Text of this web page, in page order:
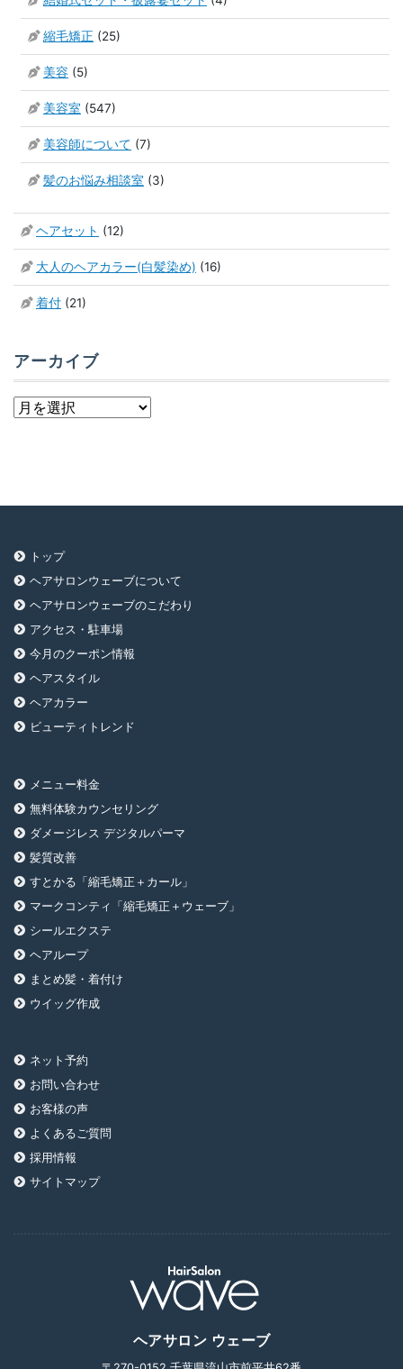
縮毛矯正 (25)
美容 (5)
美容室 (547)
美容師について (7)
髪のお悩み相談室 (3)
ヘアセット (12)
大人のヘアカラー(白髪染め) (16)
着付 (21)
アーカイブ
ア
トップ
ヘアサロンウェーブについて
ヘアサロンウェーブのこだわり
アクセス・駐車場
今月のクーポン情報
ヘアスタイル
ヘアカラー
ビューティトレンド
メニュー料金
無料体験カウンセリング
ダメージレス デジタルパーマ
髪質改善
すとかる「縮毛矯正＋カール」
マークコンティ「縮毛矯正＋ウェーブ」
シールエクステ
ヘアループ
まとめ髪・着付け
ウイッグ作成
ネット予約
お問い合わせ
お客様の声
よくあるご質問
採用情報
サイトマップ
ヘアサロン ウェーブ